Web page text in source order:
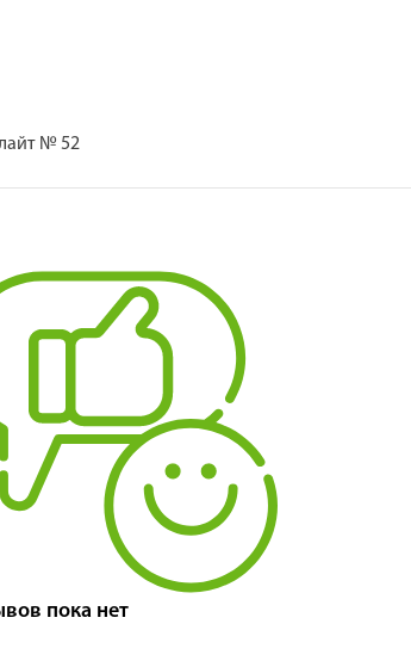
№ 52
пока нет